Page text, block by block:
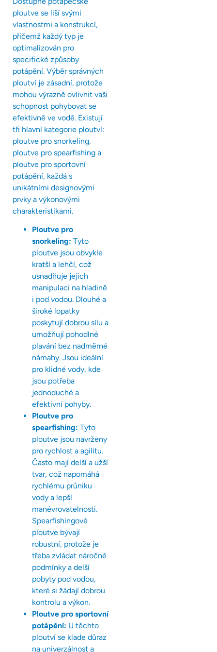
ploutve se liší svými
vlastnostmi a konstrukcí,
přičemž každý typ je
optimalizován pro
specifické způsoby
potápění. Výběr správných
ploutví je zásadní, protože
mohou výrazně ovlivnit vaši
schopnost pohybovat se
efektivně ve vodě. Existují
tři hlavní kategorie ploutví:
ploutve pro snorkeling,
ploutve pro spearfishing a
ploutve pro sportovní
potápění, každá s
unikátními designovými
prvky a výkonovými
charakteristikami.
Ploutve pro
snorkeling: Tyto
ploutve jsou obvykle
kratší a lehčí, což
usnadňuje jejich
manipulaci na hladině
i pod vodou. Dlouhé a
široké lopatky
poskytují dobrou sílu a
umožňují pohodlné
plavání bez nadměrné
námahy. Jsou ideální
pro klidné vody, kde
jsou potřeba
jednoduché a
efektivní pohyby.
Ploutve pro
spearfishing: Tyto
ploutve jsou navrženy
pro rychlost a agilitu.
Často mají delší a užší
tvar, což napomáhá
rychlému průniku
vody a lepší
manévrovatelnosti.
Spearfishingové
ploutve bývají
robustní, protože je
třeba zvládat náročné
podmínky a delší
pobyty pod vodou,
které si žádají dobrou
kontrolu a výkon.
Ploutve pro sportovní
potápění: U těchto
ploutví se klade důraz
na univerzálnost a